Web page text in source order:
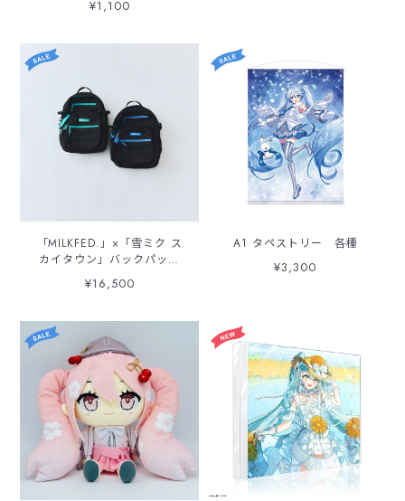
¥1,100
「MILKFED.」×「雪ミク ス
カイタウン」バックパック
【30L・ノートPC収納可・
A4サイズ書類OK】
¥16,500
A1 タペストリー 各種
¥3,300